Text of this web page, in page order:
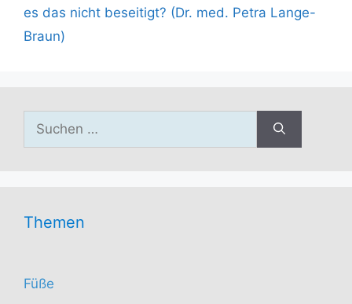
es das nicht beseitigt? (Dr. med. Petra Lange-
Braun)
Suchen
Themen
Füße